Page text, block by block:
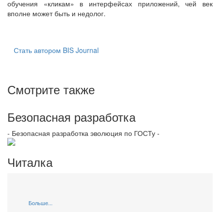
обучения «кликам» в интерфейсах приложений, чей век
вполне может быть и недолог.
Стать автором BIS Journal
Смотрите также
Безопасная разработка
- Безопасная разработка эволюция по ГОСТу -
Читалка
Больше...